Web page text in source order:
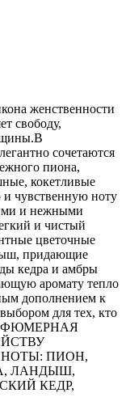
женственности
свободу,
сочетаются
пиона,
кокетливые
и чувственную ноту
и нежными
и чистый
цветочные
придающие
кедра и амбры
аромату тепло
дополнением к
для тех, кто
ПИОН,
ЛАНДЫШ,
КЕДР,